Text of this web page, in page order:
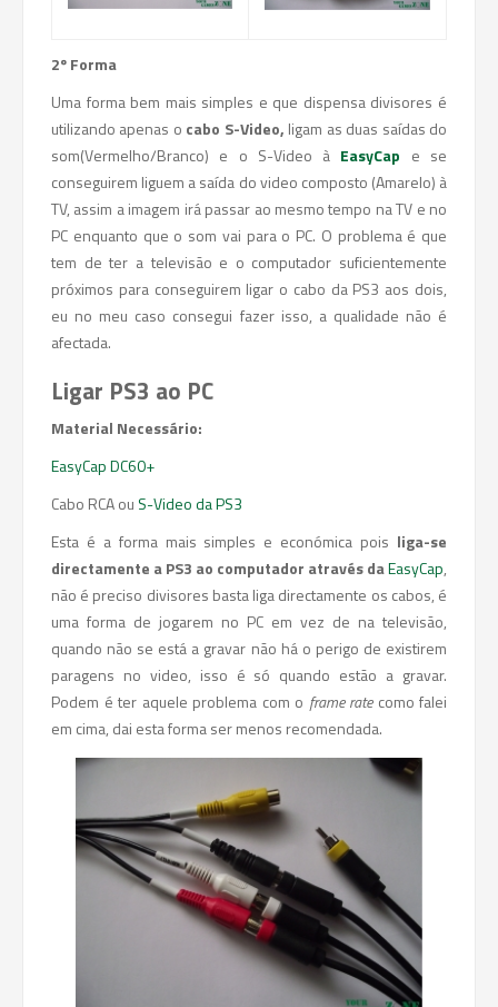
2º Forma
Uma forma bem mais simples e que dispensa divisores é
utilizando apenas o cabo S-Video, ligam as duas saídas do
som(Vermelho/Branco) e o S-Video à EasyCap e se
conseguirem liguem a saída do video composto (Amarelo) à
TV, assim a imagem irá passar ao mesmo tempo na TV e no
PC enquanto que o som vai para o PC. O problema é que
tem de ter a televisão e o computador suficientemente
próximos para conseguirem ligar o cabo da PS3 aos dois,
eu no meu caso consegui fazer isso, a qualidade não é
afectada.
Ligar PS3 ao PC
Material Necessário:
EasyCap DC60+
Cabo RCA ou S-Video da PS3
Esta é a forma mais simples e económica pois liga-se
directamente a PS3 ao computador através daEasyCap,
não é preciso divisores basta liga directamente os cabos, é
uma forma de jogarem no PC em vez de na televisão,
quando não se está a gravar não há o perigo de existirem
paragens no video, isso é só quando estão a gravar.
Podem é ter aquele problema com o frame ratecomo falei
em cima, dai esta forma ser menos recomendada.